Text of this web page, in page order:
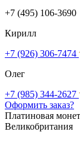
+7 (495) 106-3690
Кирилл
+7 (926) 306-7474
Олег
+7 (985) 344-2627
Оформить заказ?
Платиновая
Великобритания